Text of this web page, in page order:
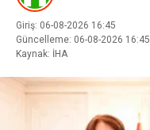
Giriş: 06-08-2026 16:45
Güncelleme: 06-08-2026 16:45
Kaynak: İHA